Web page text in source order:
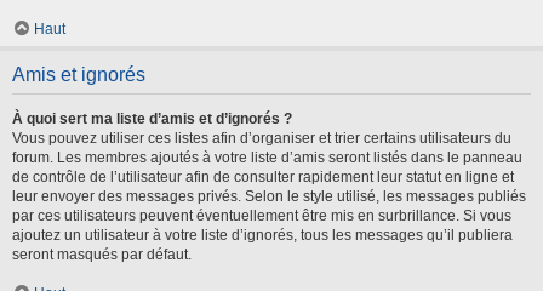
Haut
Amis et ignorés
À quoi sert ma liste d’amis et d’ignorés ?
Vous pouvez utiliser ces listes afin d’organiser et trier certains utilisateurs du
forum. Les membres ajoutés à votre liste d’amis seront listés dans le panneau
de contrôle de l’utilisateur afin de consulter rapidement leur statut en ligne et
leur envoyer des messages privés. Selon le style utilisé, les messages publiés
par ces utilisateurs peuvent éventuellement être mis en surbrillance. Si vous
ajoutez un utilisateur à votre liste d’ignorés, tous les messages qu’il publiera
seront masqués par défaut.